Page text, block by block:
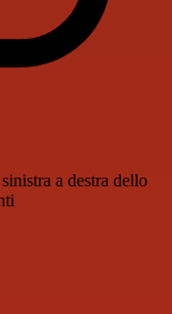
a destra dello